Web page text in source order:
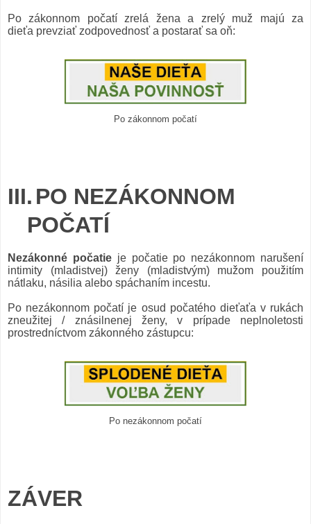
Po zákonnom počatí zrelá žena a zrelý muž majú
za
dieťa prevziať zodpovednosť a postarať sa oň:
Po zákonnom počatí
III. PO NEZÁKONNOM
POČATÍ
Nezákonné počatieje počatie po nezákonnom narušení
intimity (mladistvej) ženy (mladistvým) mužom použitím
nátlaku, násilia alebo spáchaním incestu.
Po nezákonnom počatí je osud počatého dieťaťa v rukách
zneužitej / znásilnenej ženy, v prípade neplnoletosti
prostredníctvom zákonného zástupcu:
Po nezákonnom počatí
ZÁVER